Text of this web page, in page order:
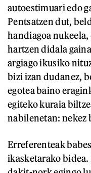
autoestimuari edo
Pentsatzen dut,
handiagoa
hartzen didala
argiago ikusiko
bizi izan dudanez,
egotea baino
egiteko kuraia
nabilenetan: nekez
Erreferenteak
ikasketarako bidea.